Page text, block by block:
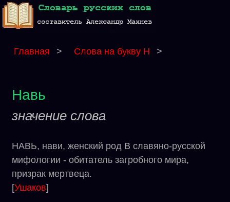
Главная > Слова на букву Н >
Навь
значение слова
НАВЬ, нави, женский род В славяно-русской
мифологии - обитатель загробного мира,
призрак мертвеца.
[Ушаков]